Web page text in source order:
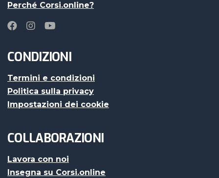
Perché Corsi.online?
CONDIZIONI
Termini e condizioni
Politica sulla privacy
Impostazioni dei cookie
COLLABORAZIONI
Lavora con noi
Insegna su Corsi.online